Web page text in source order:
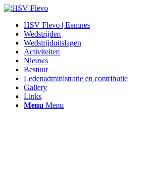
HSV Flevo | Eemnes
Wedstrijden
Wedstrijduitslagen
Activiteiten
Nieuws
Bestuur
Ledenadministratie en contributie
Gallery
Links
Menu Menu